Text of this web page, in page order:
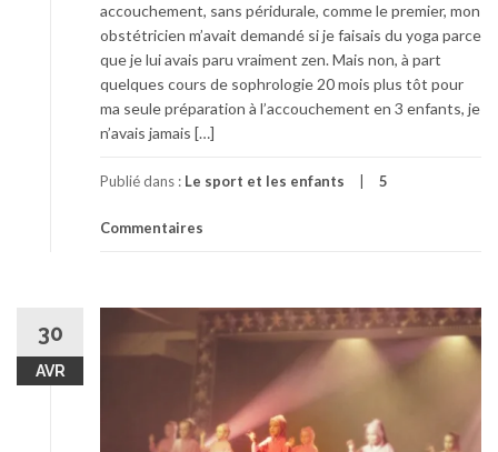
accouchement, sans péridurale, comme le premier, mon
obstétricien m’avait demandé si je faisais du yoga parce
que je lui avais paru vraiment zen. Mais non, à part
quelques cours de sophrologie 20 mois plus tôt pour
ma seule préparation à l’accouchement en 3 enfants, je
n’avais jamais […]
Publié dans : Le sport et les enfants 5
Commentaires
30
AVR